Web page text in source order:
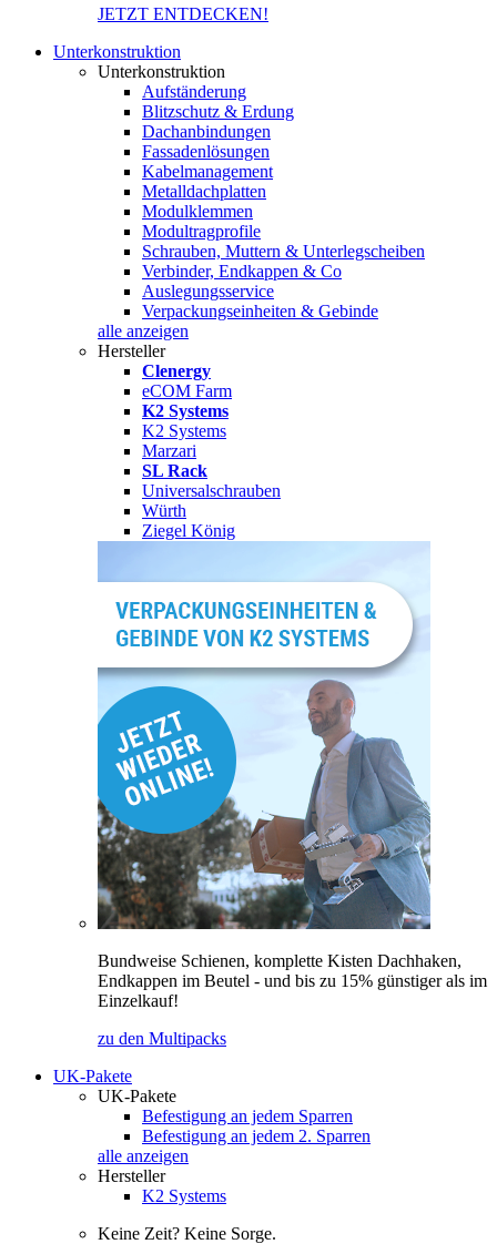
JETZT ENTDECKEN!
Unterkonstruktion
Unterkonstruktion
Aufständerung
Blitzschutz & Erdung
Dachanbindungen
Fassadenlösungen
Kabelmanagement
Metalldachplatten
Modulklemmen
Modultragprofile
Schrauben, Muttern & Unterlegscheiben
Verbinder, Endkappen & Co
Auslegungsservice
Verpackungseinheiten & Gebinde
alle anzeigen
Hersteller
Clenergy
eCOM Farm
K2 Systems
K2 Systems
Marzari
SL Rack
Universalschrauben
Würth
Ziegel König
Bundweise Schienen, komplette Kisten Dachhaken,
Endkappen im Beutel - und bis zu 15% günstiger als im
Einzelkauf!
zu den Multipacks
UK-Pakete
UK-Pakete
Befestigung an jedem Sparren
Befestigung an jedem 2. Sparren
alle anzeigen
Hersteller
K2 Systems
Keine Zeit? Keine Sorge.